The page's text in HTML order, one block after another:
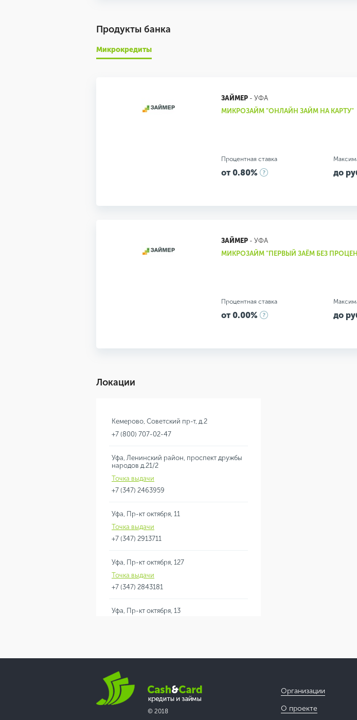
Продукты банка
Микрокредиты
ЗАЙМЕР- УФА
МИКРОЗАЙМ "ОНЛАЙН ЗАЙМ НА КАРТУ"
Процентная ставка
от 0.80% до
ЗАЙМЕР- УФА
МИКРОЗАЙМ "ПЕРВЫЙ ЗАЁМ БЕЗ
Процентная ставка
от 0.00% до
Локации
Кемерово, Советский пр-т, д.2
+7 (800) 707-02-47
Уфа, Ленинский район, проспект дружбы
народов д.21/2
Точка выдачи
+7 (347) 2463959
Уфа, Пр-кт октября, 11
Точка выдачи
+7 (347) 2913711
Уфа, Пр-кт октября, 127
Точка выдачи
+7 (347) 2843181
Уфа, Пр-кт октября, 13
Уфа, Пр-кт октября, 150
Точка выдачи
+7 (347) 2447027
© 2018
Организации
О проекте